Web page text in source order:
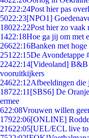
27222:24Post hier pas
5022:23[NPO1]
18022:22Post hier zo
1422:18Hoe ga jij om met
26622:16Banken met
251 22:15De Avondetappe
22422:14[Videoland] B&B
vooruitkijkers
24622:12Afbeeldingen die
18722:11 [SBS6] De
ermee
622:08Vrouwen willen
17922:06[ONLINE]
21622:05[UEL/ECL live